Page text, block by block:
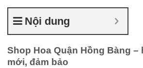
Nội dung
Shop Hoa Quận Hồng Bàng
mới, đảm bảo